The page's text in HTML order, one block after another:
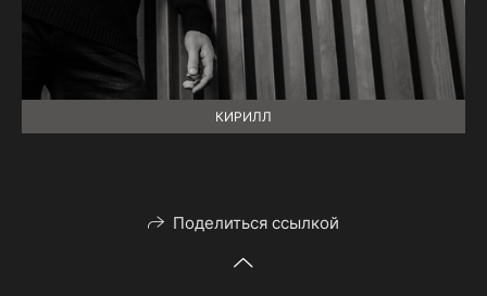
КИРИЛЛ
Поделиться ссылкой